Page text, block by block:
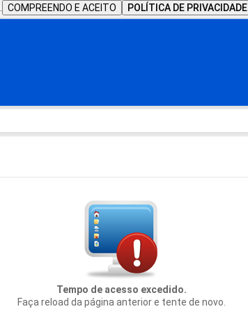
COMPREENDO E ACEITO POLÍTICA DE PRIVACIDADE
Tempo de acesso excedido.
Faça reload da página anterior e tente de novo.